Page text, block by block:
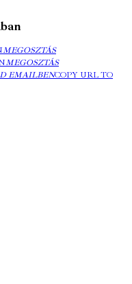
MEGOSZTÁS
MEGOSZTÁS
EMAILBENCOPY URL TO